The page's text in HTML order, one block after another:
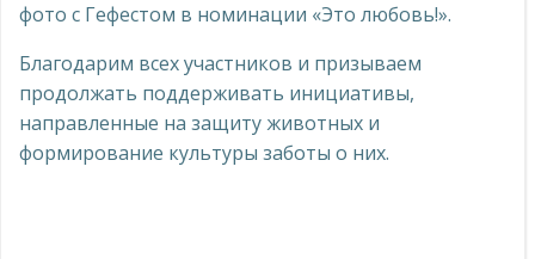
фото с Гефестом в номинации «Это любовь!».
Благодарим всех участников и призываем
продолжать поддерживать инициативы,
направленные на защиту животных и
формирование культуры заботы о них.